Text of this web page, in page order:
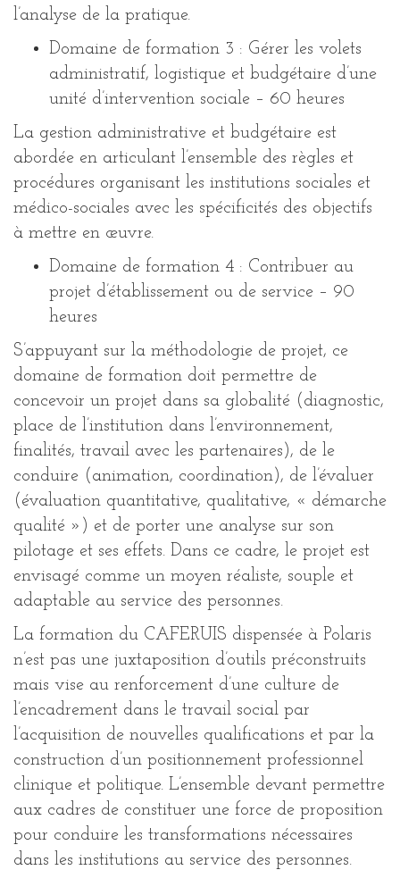
l’analyse de la pratique.
Domaine de formation 3 : Gérer les volets
administratif, logistique et budgétaire d’une
unité d’intervention sociale – 60 heures
La gestion administrative et budgétaire est
abordée en articulant l’ensemble des règles et
procédures organisant les institutions sociales et
médico-sociales avec les spécificités des objectifs
à mettre en œuvre.
Domaine de formation 4 : Contribuer au
projet d’établissement ou de service – 90
heures
S’appuyant sur la méthodologie de projet, ce
domaine de formation doit permettre de
concevoir un projet dans sa globalité (diagnostic,
place de l’institution dans l’environnement,
finalités, travail avec les partenaires), de le
conduire (animation, coordination), de l’évaluer
(évaluation quantitative, qualitative, « démarche
qualité ») et de porter une analyse sur son
pilotage et ses effets. Dans ce cadre, le projet est
envisagé comme un moyen réaliste, souple et
adaptable au service des personnes.
La formation du CAFERUIS dispensée à Polaris
n’est pas une juxtaposition d’outils préconstruits
mais vise au renforcement d’une culture de
l’encadrement dans le travail social par
l’acquisition de nouvelles qualifications et par la
construction d’un positionnement professionnel
clinique et politique. L’ensemble devant permettre
aux cadres de constituer une force de proposition
pour conduire les transformations nécessaires
dans les institutions au service des personnes.